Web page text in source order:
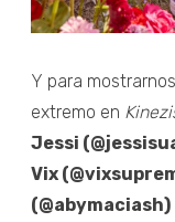
Y para
extremo en
Jessi
Vix
(@abymaciash)